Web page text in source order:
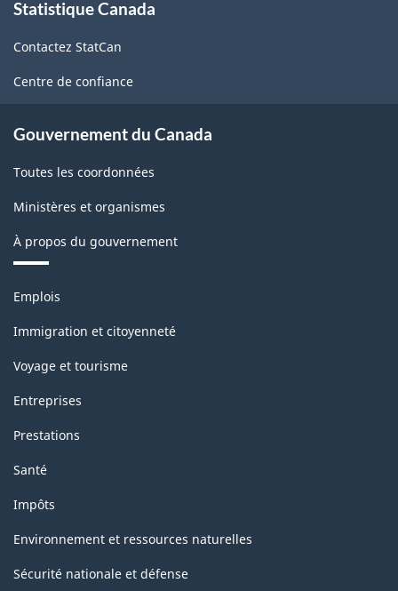
propos
ce
site
Statistique Canada
Contactez StatCan
Centre de confiance
Gouvernement du Canada
Toutes les coordonnées
Ministères et organismes
À propos du gouvernement
Thèmes
sujets
Emplois
Immigration et citoyenneté
Voyage et tourisme
Entreprises
Prestations
Santé
Impôts
Environnement et ressources naturelles
Sécurité nationale et défense